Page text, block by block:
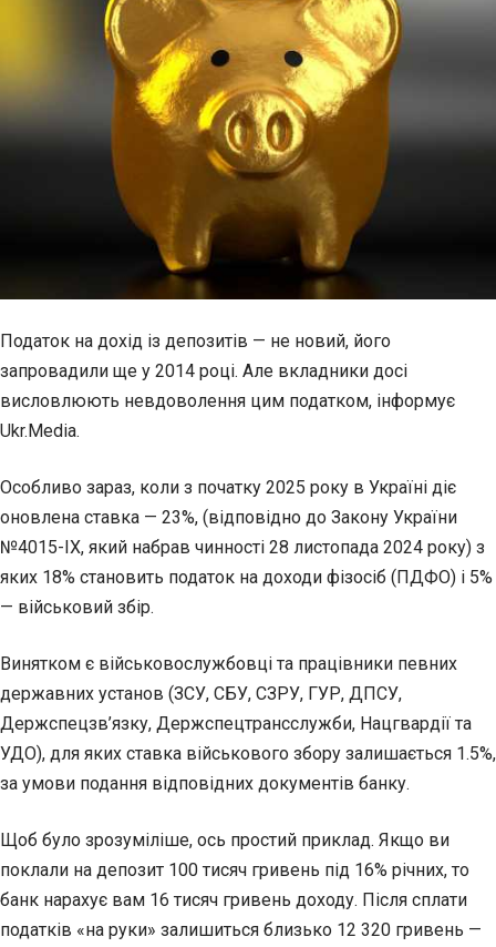
Податок на дохід із депозитів — не новий, його
запровадили ще у 2014 році. Але вкладники досі
висловлюють невдоволення цим податком, інформує
Ukr.Media.
Особливо зараз, коли з початку 2025 року в Україні діє
оновлена ставка — 23%, (відповідно до Закону України
№4015-IX, який набрав чинності 28 листопада 2024 року) з
яких 18% становить податок на доходи фізосіб (ПДФО) і 5%
— військовий збір.
Винятком є військовослужбовці та працівники певних
державних установ (ЗСУ, СБУ, СЗРУ, ГУР, ДПСУ,
Держспецзв’язку, Держспецтрансслужби, Нацгвардії та
УДО), для яких ставка військового збору залишається 1.5%,
за умови подання відповідних документів банку.
Щоб було зрозуміліше, ось простий приклад. Якщо ви
поклали на депозит 100 тисяч гривень під 16% річних, то
банк нарахує вам 16 тисяч гривень доходу. Після сплати
податків «на руки» залишиться близько 12 320 гривень —